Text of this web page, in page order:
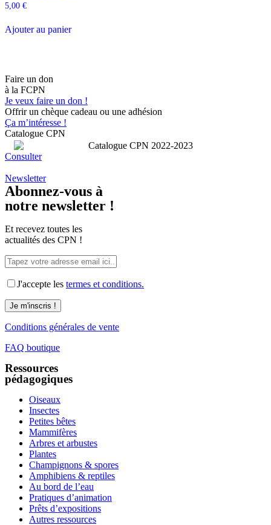
5,00 €
Ajouter au panier
Faire un don
à la FCPN
Je veux faire un don !
Offrir un chèque cadeau ou une adhésion
Ça m’intéresse !
Catalogue CPN
Consulter
Newsletter
Abonnez-vous à
notre newsletter !
Et recevez toutes les
actualités des CPN !
J'accepte les termes et conditions.
Conditions générales de vente
FAQ boutique
Ressources
pédagogiques
Oiseaux
Insectes
Petites bêtes
Mammifères
Arbres et arbustes
Plantes
Champignons & spores
Amphibiens & reptiles
Au bord de l’eau
Pratiques d’animation
Prêts d’expositions
Autres ressources